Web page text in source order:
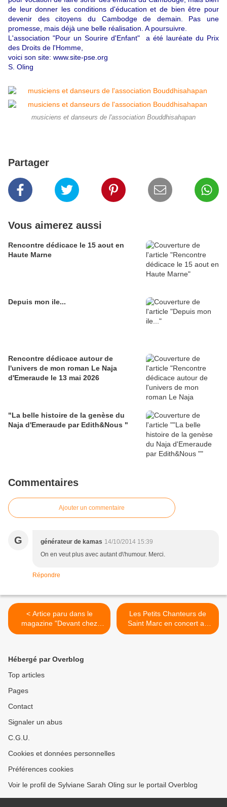
de leur donner les conditions d'éducation et de bien être pour
devenir des citoyens du Cambodge de demain. Pas une
promesse, mais déjà une belle réalisation. A poursuivre.
L'association "Pour un Sourire d'Enfant" a été lauréate du Prix
des Droits de l'Homme,
voici son site: www.site-pse.org
S. Oling
musiciens et danseurs de l'association Bouddhisahapan
Partager
Vous aimerez aussi
Rencontre dédicace le 15 aout en
Haute Marne
Depuis mon ile...
Rencontre dédicace autour de
l'univers de mon roman Le Naja
d'Emeraude le 13 mai 2026
"La belle histoire de la genèse du
Naja d'Emeraude par Edith&Nous "
Commentaires
Ajouter un commentaire
G générateur de kamas 14/10/2014 15:39
On en veut plus avec autant d\'humour. Merci.
Répondre
< Artice paru dans le
magazine "Devant chez
Vous "
Les Petits Chanteurs de
Saint Marc en concert au
profit de "Pour un Sourire
Hébergé par Overblog
Top articles
Pages
Contact
Signaler un abus
C.G.U.
Cookies et données personnelles
Préférences cookies
Voir le profil de Sylviane Sarah Oling sur le portail Overblog